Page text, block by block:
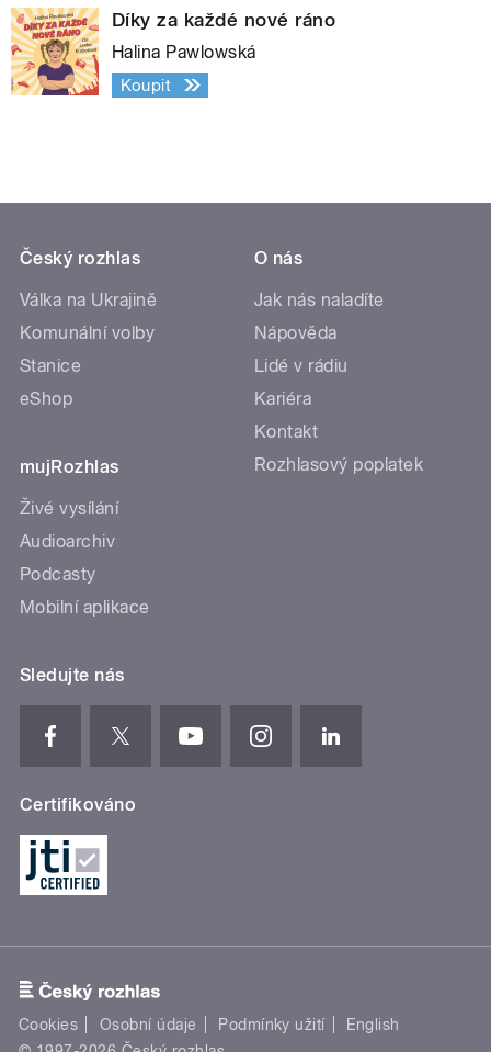
Díky za každé nové ráno
Halina Pawlowská
Koupit
Český rozhlas
Válka na Ukrajině
Komunální volby
Stanice
eShop
mujRozhlas
Živé vysílání
Audioarchiv
Podcasty
Mobilní aplikace
O nás
Jak nás naladíte
Nápověda
Lidé v rádiu
Kariéra
Kontakt
Rozhlasový poplatek
Sledujte nás
Certifikováno
Cookies Osobní údaje Podmínky užití
English